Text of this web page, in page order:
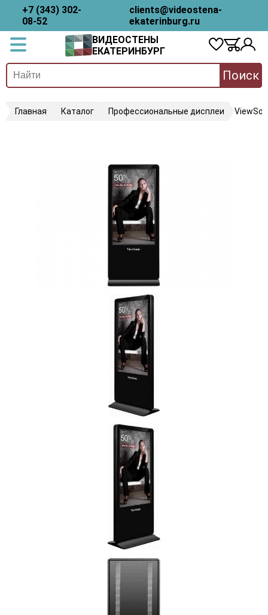
+7 (343) 302-
08-52
clients@videostena-
ekaterinburg.ru
ВИДЕОСТЕНЫ
ЕКАТЕРИНБУРГ
Поиск
Главная Каталог Профессиональные дисплеи